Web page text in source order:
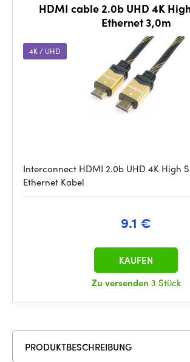
HDMI cable 2.0b UHD 4K
Ethernet 3,0m
4K / UHD
Interconnect HDMI 2.0b UHD 4K High
Ethernet Kabel
9.1 €
Zu versenden 3 Stück
KAUFEN
PRODUKTBESCHREIBUNG